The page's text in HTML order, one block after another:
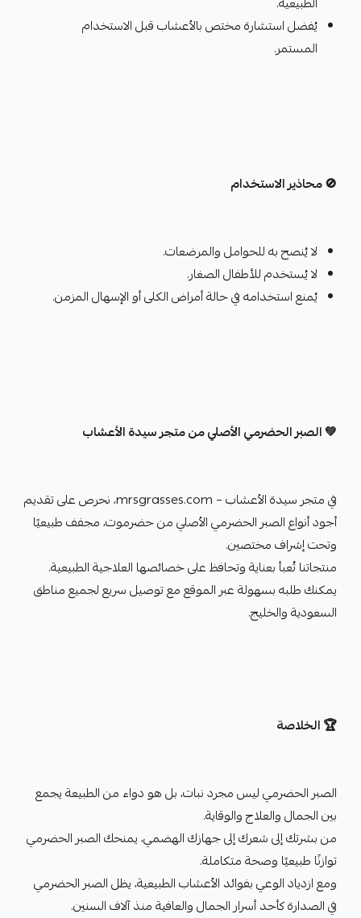
يُفضل استشارة مختص بالأعشاب قبل الاستخدام
المستمر.
🚫 محاذير الاستخدام
لا يُنصح به للحوامل والمرضعات.
لا يُستخدم للأطفال الصغار.
يُمنع استخدامه في حالة أمراض الكلى أو الإسهال المزمن.
💚 الصبر الحضرمي الأصلي من متجر سيدة الأعشاب
في متجر سيدة الأعشاب – mrsgrasses.com، نحرص على تقديم
أجود أنواع الصبر الحضرمي الأصلي من حضرموت، مجفف طبيعيًا
وتحت إشراف مختصين.
منتجاتنا تُعبأ بعناية وتحافظ على خصائصها العلاجية الطبيعية.
يمكنك طلبه بسهولة عبر الموقع مع توصيل سريع لجميع مناطق
السعودية والخليج.
🏆 الخلاصة
الصبر الحضرمي ليس مجرد نبات، بل هو دواء من الطبيعة يجمع
بين الجمال والعلاج والوقاية.
من بشرتك إلى شعرك إلى جهازك الهضمي، يمنحك الصبر الحضرمي
توازنًا طبيعيًا وصحة متكاملة.
ومع ازدياد الوعي بفوائد الأعشاب الطبيعية، يظل الصبر الحضرمي
في الصدارة كأحد أسرار الجمال والعافية منذ آلاف السنين.